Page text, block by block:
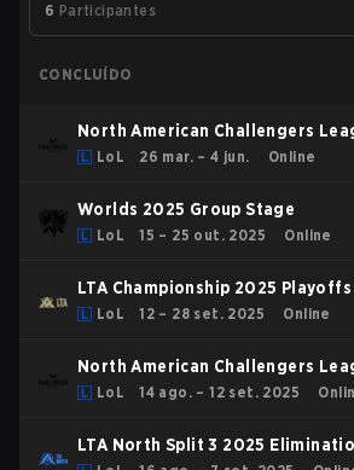
6 Participantes
CONCLUÍDO
North American Challengers
American Challengers League
LoL 26 mar. – 4 jun. Online
Worlds 2025 Group Stage
LoL 15 – 25 out. 2025 Online
LTA Championship 2025 Playoffs
LoL 12 – 28 set. 2025 Online
North American Challengers
2025 Playoffs
LoL 14 ago. – 12 set. 2025
LTA North Split 3 2025